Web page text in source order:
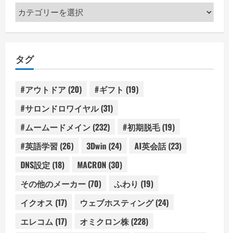
カ
テ
ー
タグ
#アウトドア (20) #ギフト (19)
#サロンドロワイヤル(31)
#ムームードメイン (232) #初期脱毛(19)
#英語学習 (26) 3Dwin (24) AI英会話(23)
DNS設定 (18) MACRON (30)
その他のメーカー (70) ふわり (19)
イクオス (17) ウェブホスティング(24)
エレコム (17) オミクロン株(228)